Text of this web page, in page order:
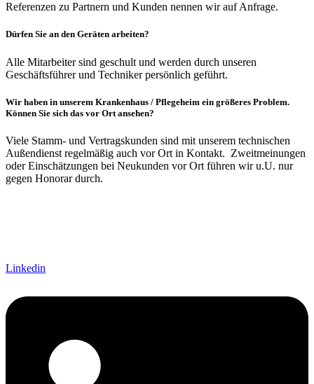
Referenzen zu Partnern und Kunden nennen wir auf Anfrage.
Dürfen Sie an den Geräten arbeiten?
Alle Mitarbeiter sind geschult und werden durch unseren
Geschäftsführer und Techniker persönlich geführt.
Wir haben in unserem Krankenhaus / Pflegeheim ein größeres Problem.
Können Sie sich das vor Ort ansehen?
Viele Stamm- und Vertragskunden sind mit unserem technischen
Außendienst regelmäßig auch vor Ort in Kontakt. Zweitmeinungen
oder Einschätzungen bei Neukunden vor Ort führen wir u.U. nur
gegen Honorar durch.
Linkedin